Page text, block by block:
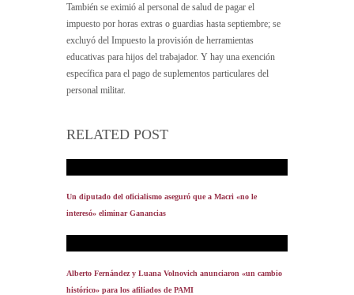
También se eximió al personal de salud de pagar el
impuesto por horas extras o guardias hasta septiembre; se
excluyó del Impuesto la provisión de herramientas
educativas para hijos del trabajador. Y hay una exención
específica para el pago de suplementos particulares del
personal militar.
RELATED POST
Un diputado del oficialismo aseguró que a Macri «no le
interesó» eliminar Ganancias
Alberto Fernández y Luana Volnovich anunciaron «un cambio
histórico» para los afiliados de PAMI